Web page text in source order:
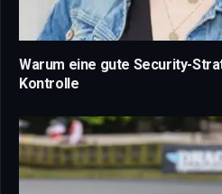
Warum eine gute Security-
Kontrolle